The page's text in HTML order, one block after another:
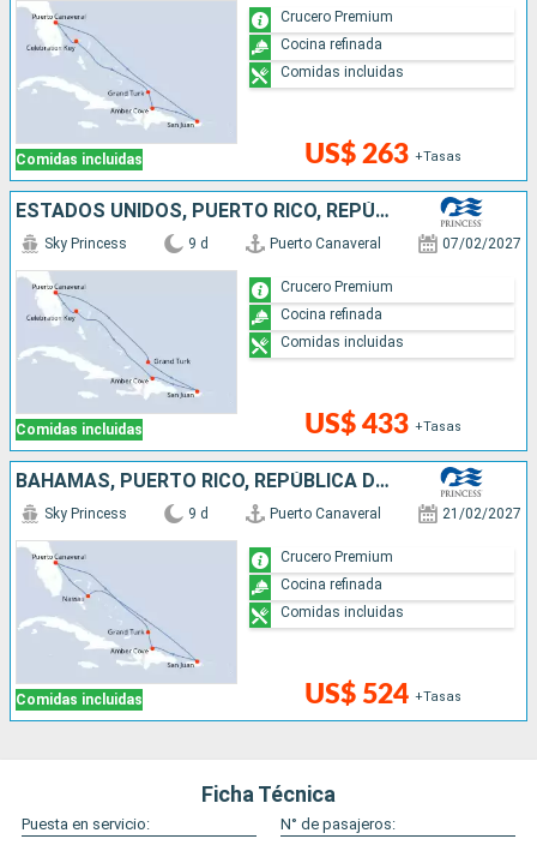
Comidas incluidas US$ 263 +Tasas
Crucero Premium
Cocina refinada
Comidas incluidas
ESTADOS UNIDOS, PUERTO RICO, REPÚBLICA DOMINICANA, BAHAMAS
Comidas incluidas
Sky Princess 9 d Puerto Canaveral 07/02/2027
US$ 433 +Tasas
Crucero Premium
Cocina refinada
Comidas incluidas
BAHAMAS, PUERTO RICO, REPÚBLICA DOMINICANA, ESTADOS UNIDOS
Comidas incluidas
Sky Princess 9 d Puerto Canaveral 21/02/2027
US$ 524 +Tasas
Crucero Premium
Cocina refinada
Comidas incluidas
Ficha Técnica
Puesta en servicio:
N° de pasajeros: